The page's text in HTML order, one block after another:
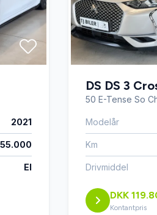
2021
El
DS DS 3
50 E-Tense So
Modelår
Km
Drivmiddel
DKK
Kontantpris